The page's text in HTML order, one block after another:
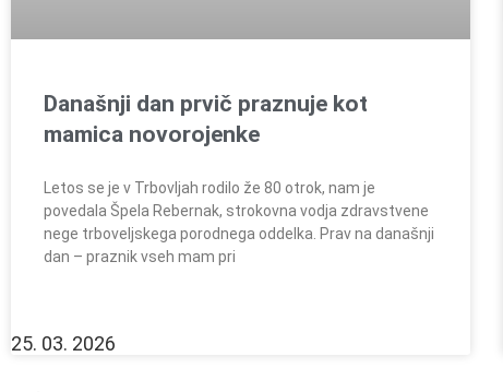
Današnji dan prvič praznuje kot
mamica novorojenke
Letos se je v Trbovljah rodilo že 80 otrok, nam je
povedala Špela Rebernak, strokovna vodja zdravstvene
nege trboveljskega porodnega oddelka. Prav na današnji
dan – praznik vseh mam pri
25. 03. 2026